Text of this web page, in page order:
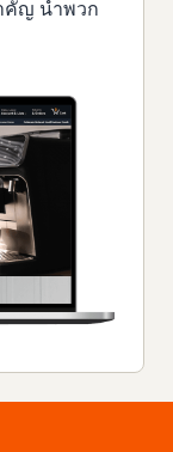
คัญ นำพวก